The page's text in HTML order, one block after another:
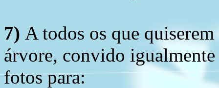
7) A todos os que
árvore, convido
fotos para: